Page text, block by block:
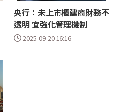
央行：未上市櫃建商財務不
透明 宜強化管理機制
2025-09-20 16:16